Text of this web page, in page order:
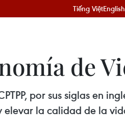
Tiếng ViệtEnglish
de
por sus siglas en
elevar la calidad de la